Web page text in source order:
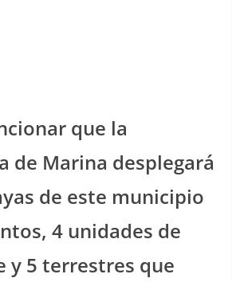
que la
de Marina desplegará
de este municipio
4 unidades de
y 5 terrestres que